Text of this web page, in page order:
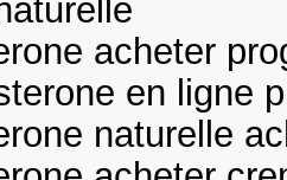
acheter
en ligne
naturelle